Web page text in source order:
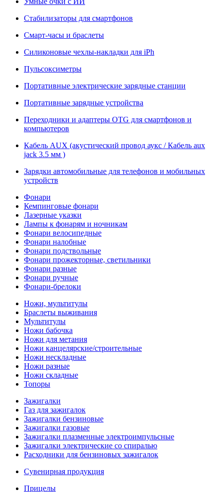
Стабилизаторы для смартфонов
Смарт-часы и браслеты
Силиконовые чехлы-накладки для iPh
Пульсоксиметры
Портативные электрические зарядные станции
Портативные зарядные устройства
Переходники и адаптеры OTG для смартфонов и
компьютеров
Кабель AUX (акустический провод аукс / Кабель aux
jack 3.5 мм )
Зарядки автомобильные для телефонов и мобильных
устройств
Фонари
Кемпинговые фонари
Лазерные указки
Лампы к фонарям и ночникам
Фонари велосипедные
Фонари налобные
Фонари подствольные
Фонари прожекторные, светильники
Фонари разные
Фонари ручные
Фонари-брелоки
Ножи, мультитулы
Браслеты выживания
Мультитулы
Ножи бабочка
Ножи для метания
Ножи канцелярские/строительные
Ножи нескладные
Ножи разные
Ножи складные
Топоры
Зажигалки
Газ для зажигалок
Зажигалки бензиновые
Зажигалки газовые
Зажигалки плазменные электроимпульсные
Зажигалки электрические со спиралью
Расходники для бензиновых зажигалок
Сувенирная продукция
Прицелы